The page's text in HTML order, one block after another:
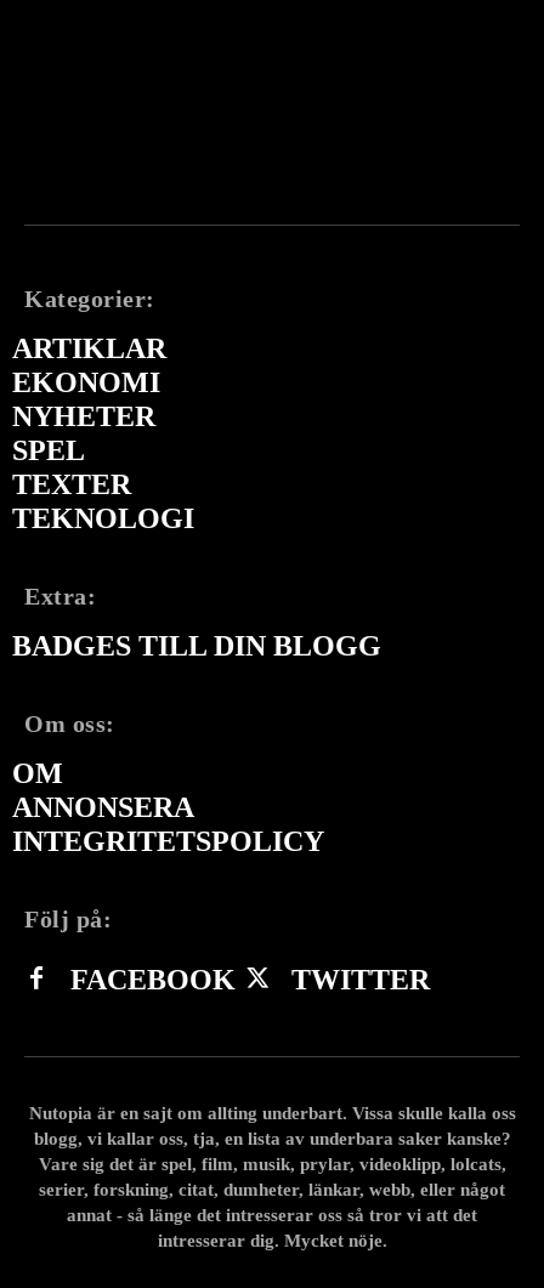
Kategorier:
ARTIKLAR
EKONOMI
NYHETER
SPEL
TEXTER
TEKNOLOGI
Extra:
BADGES TILL DIN BLOGG
Om oss:
OM
ANNONSERA
INTEGRITETSPOLICY
Följ på:
FACEBOOK TWITTER
Nutopia är en sajt om allting underbart. Vissa skulle kalla oss
blogg, vi kallar oss, tja, en lista av underbara saker kanske?
Vare sig det är spel, film, musik, prylar, videoklipp, lolcats,
serier, forskning, citat, dumheter, länkar, webb, eller något
annat - så länge det intresserar oss så tror vi att det
intresserar dig. Mycket nöje.